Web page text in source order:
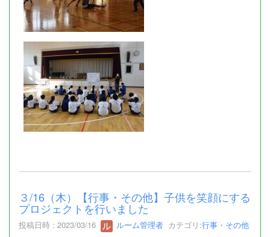
３/16（木）【行事・その他】子供を笑顔にする
プロジェクトを行いました
投稿日時 : 2023/03/16 ルーム管理者 カテゴリ:行事・その他